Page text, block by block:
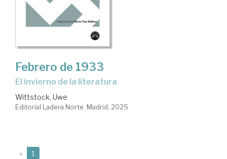
Febrero de 1933
El invierno de la literatura
Wittstock, Uwe
Editorial Ladera Norte. Madrid, 2025
« 1